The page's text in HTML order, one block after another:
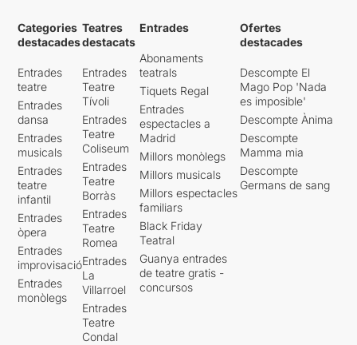
Categories
destacades
Entrades
teatre
Entrades
dansa
Entrades
musicals
Entrades
teatre
infantil
Entrades
òpera
Entrades
improvisació
Entrades
monòlegs
Teatres
destacats
Entrades
Teatre
Tívoli
Entrades
Teatre
Coliseum
Entrades
Teatre
Borràs
Entrades
Teatre
Romea
Entrades
La
Villarroel
Entrades
Teatre
Condal
Entrades
Abonaments
teatrals
Tiquets Regal
Entrades
espectacles a
Madrid
Millors monòlegs
Millors musicals
Millors espectacles
familiars
Black Friday
Teatral
Guanya entrades
de teatre gratis -
concursos
Ofertes
destacades
Descompte El
Mago Pop 'Nada
es imposible'
Descompte Ànima
Descompte
Mamma mia
Descompte
Germans de sang